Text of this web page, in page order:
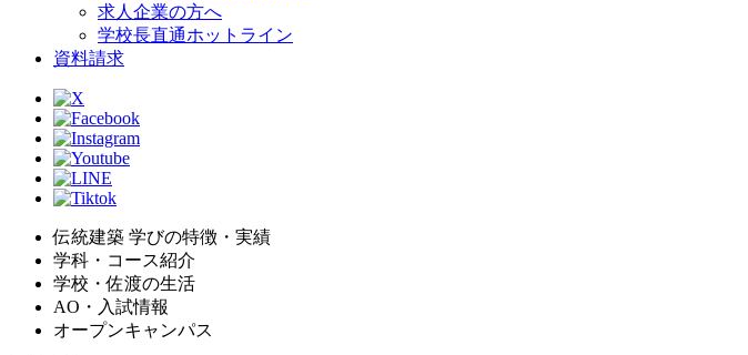
求人企業の方へ
学校長直通ホットライン
資料請求
伝統建築 学びの特徴・実績
学科・コース紹介
学校・佐渡の生活
AO・入試情報
オープンキャンパス